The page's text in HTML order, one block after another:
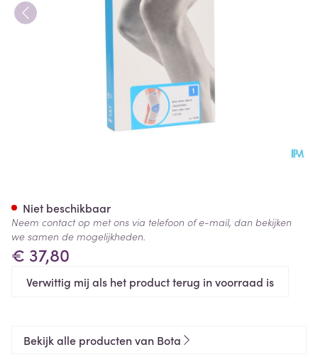
€ 37,80
Verwittig mij als het product terug in voorraad is
Niet beschikbaar
Neem contact op met ons via telefoon of e-mail, dan bekijken
we samen de mogelijkheden.
Bekijk alle producten van Bota